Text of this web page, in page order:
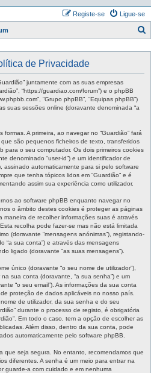
Ligue-se
Registe-se
de Privacidade
juntamente com as suas empresas
“https://guardiao.com/forum”) e o phpBB
“Grupo phpBB”, “Equipas phpBB”)
suas sessões online (doravante denominada “a
A primeira, ao navegar no “Guardião” fará
são pequenos ficheiros de texto, transferidos
para o seu computador. Os dois primeiros cookies
denominado “user-id”) e um identificador de
assinado automaticamente para si pelo software
que tenha tópicos lidos em “Guardião” e é
assim sua experiência como utilizador.
ao software phpBB enquanto navegar no
o âmbito destes cookies é proteger as páginas
maneira de recolher informações suas é através
recolha pode fazer-se mas não está limitada
(doravante “mensagens anónimas”), registando-
“a sua conta”) e através das mensagens
ligado (doravante “as suas mensagens”).
único (doravante “o seu nome de utilizador”),
sua conta (doravante, “a sua senha”) e um
“o seu email”). As informações da sua conta
proteção de dados aplicáveis no nosso país.
de utilizador, da sua senha e do seu
durante o processo de registo, é obrigatória
Em todo o caso, tem a opção de escolher as
Além disso, dentro da sua conta, pode
automaticamente pelo software phpBB.
que seja segura. No entanto, recomendamos que
diferentes. A senha é um meio para entrar na
guarde-a com cuidado e em nenhuma